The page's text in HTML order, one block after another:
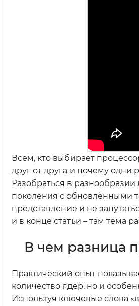
Всем, кто выбирает
друг от друга и почему одни
Разобраться в
поколения с обновлёнными
представление и не
и в конце статьи – там тема
В чем разница
Практический опыт
количество ядер, но и
Используя ключевые слова